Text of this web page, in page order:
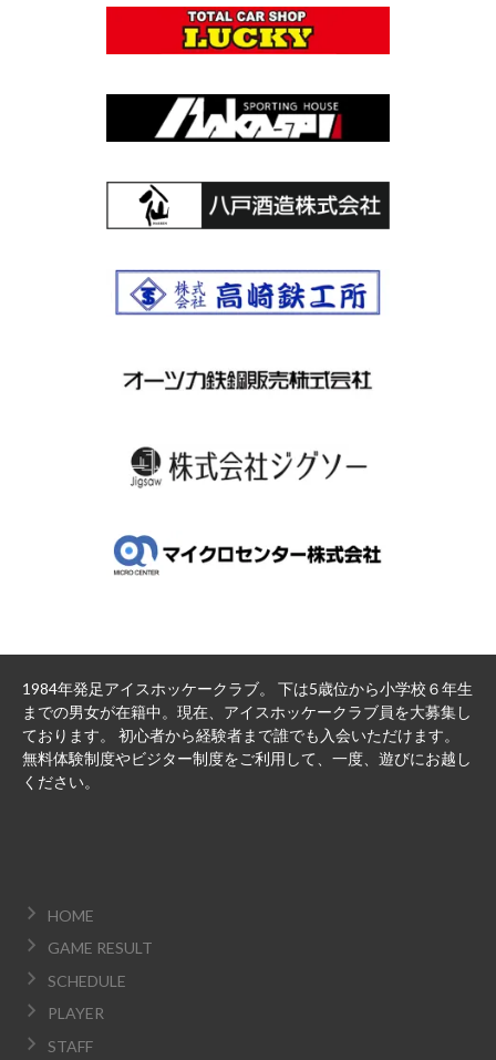
1984年発足アイスホッケークラブ。 下は5歳位から小学校６年生
までの男女が在籍中。現在、アイスホッケークラブ員を大募集し
ております。 初心者から経験者まで誰でも入会いただけます。
無料体験制度やビジター制度をご利用して、一度、遊びにお越し
ください。
HOME
GAME RESULT
SCHEDULE
PLAYER
STAFF